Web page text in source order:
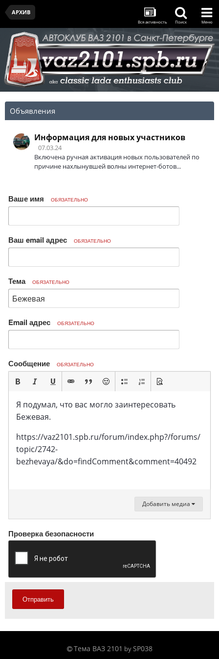
АРХИВ
Вся активность Поиск Меню
Объявления
Информация для новых участников
07.03.24
Включена ручная активация новых пользователей по
причине нахлынувшей волны интернет-ботов...
Ваше имя ОБЯЗАТЕЛЬНО
Ваш email адрес ОБЯЗАТЕЛЬНО
Тема ОБЯЗАТЕЛЬНО
Email адрес ОБЯЗАТЕЛЬНО
Сообщение ОБЯЗАТЕЛЬНО
Я подумал, что вас могло заинтересовать
Бежевая.
https://vaz2101.spb.ru/forum/index.php?/forums/
topic/2742-
bezhevaya/&do=findComment&comment=40492
Добавить медиа
Проверка безопасности
Отправить
Тема ВАЗ 2101 by SP038